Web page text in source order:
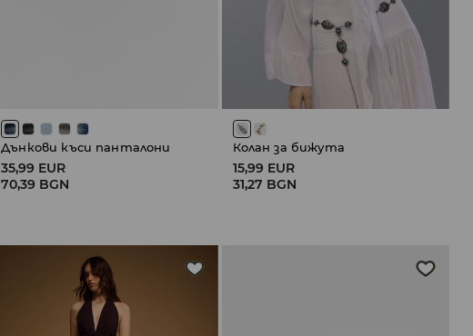
Дънкови къси панталони
35,99 EUR
70,39 BGN
Колан за бижута
15,99 EUR
31,27 BGN